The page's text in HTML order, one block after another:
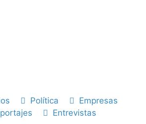
Política
Empresas
Entrevistas